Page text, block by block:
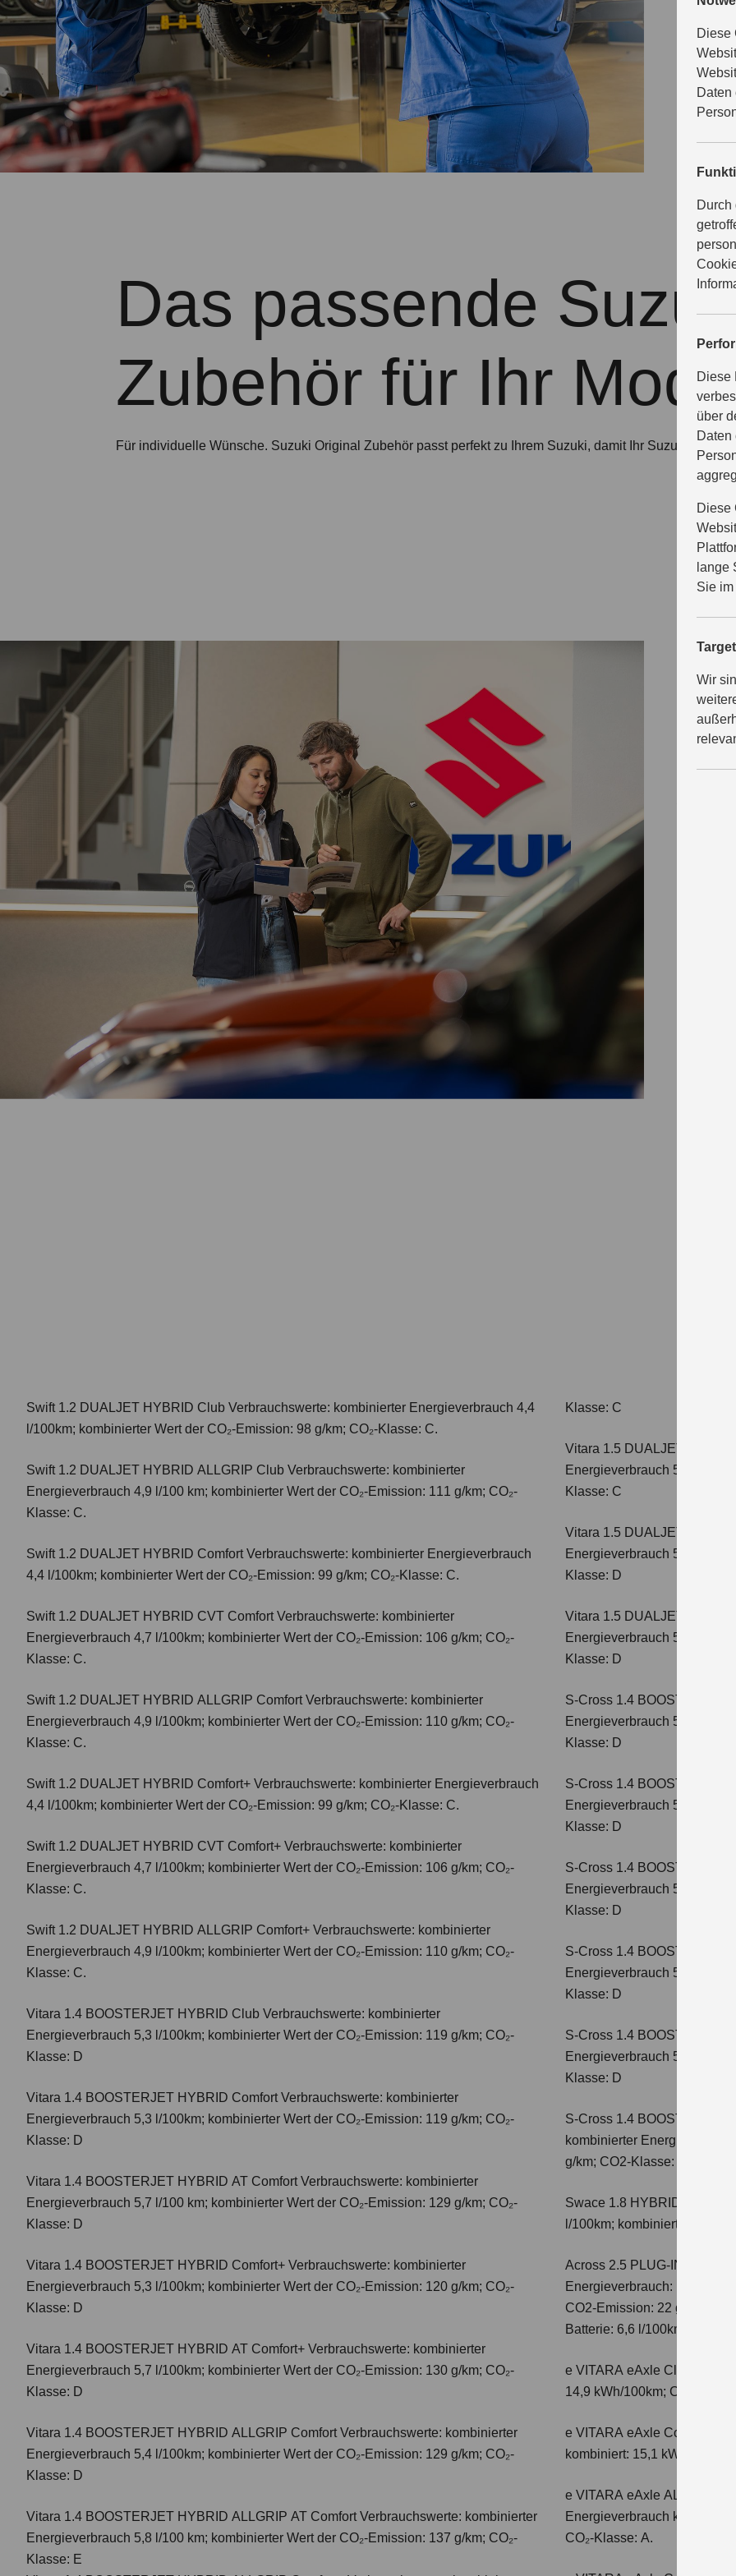
Diese
Daten
Durch
Diese
über
Daten
Diese
lange
Sie
Wir
eine
Suzuki.
Das passende
Zubehör für Ihr
Für individuelle Wünsche. Suzuki Original Zubehör passt perfekt zu Ihrem Suzuki, damit Ihr Suzuki perfekt
Swift 1.2 DUALJET HYBRID Club Verbrauchswerte: kombinierter Energieverbrauch 4,4
l/100km; kombinierter Wert der CO₂-Emission: 98 g/km; CO₂-Klasse: C.
Swift 1.2 DUALJET HYBRID ALLGRIP Club Verbrauchswerte: kombinierter
Energieverbrauch 4,9 l/100 km; kombinierter Wert der CO₂-Emission: 111 g/km; CO₂-
Klasse: C.
Swift 1.2 DUALJET HYBRID ComfortVerbrauchswerte: kombinierter Energieverbrauch
4,4 l/100km; kombinierter Wert der CO₂-Emission: 99 g/km; CO₂-Klasse: C.
Swift 1.2 DUALJET HYBRID CVT ComfortVerbrauchswerte: kombinierter
Energieverbrauch 4,7 l/100km; kombinierter Wert der CO₂-Emission: 106 g/km; CO₂-
Klasse: C.
Swift 1.2 DUALJET HYBRID ALLGRIP ComfortVerbrauchswerte: kombinierter
Energieverbrauch 4,9 l/100km; kombinierter Wert der CO₂-Emission: 110 g/km; CO₂-
Klasse: C.
Swift 1.2 DUALJET HYBRID Comfort+ Verbrauchswerte: kombinierter Energieverbrauch
4,4 l/100km; kombinierter Wert der CO₂-Emission: 99 g/km; CO₂-Klasse: C.
Swift 1.2 DUALJET HYBRID CVT Comfort+ Verbrauchswerte: kombinierter
Energieverbrauch 4,7 l/100km; kombinierter Wert der CO₂-Emission: 106 g/km; CO₂-
Klasse: C.
Swift 1.2 DUALJET HYBRID ALLGRIP Comfort+ Verbrauchswerte: kombinierter
Energieverbrauch 4,9 l/100km; kombinierter Wert der CO₂-Emission: 110 g/km; CO₂-
Klasse: C.
Vitara 1.4 BOOSTERJET HYBRID Club Verbrauchswerte: kombinierter
Energieverbrauch 5,3 l/100km; kombinierter Wert der CO₂-Emission: 119 g/km; CO₂-
Klasse: D
Vitara 1.4 BOOSTERJET HYBRID ComfortVerbrauchswerte: kombinierter
Energieverbrauch 5,3 l/100km; kombinierter Wert der CO₂-Emission: 119 g/km; CO₂-
Klasse: D
Vitara 1.4 BOOSTERJET HYBRID AT ComfortVerbrauchswerte: kombinierter
Energieverbrauch 5,7 l/100 km; kombinierter Wert der CO₂-Emission: 129 g/km; CO₂-
Klasse: D
Vitara 1.4 BOOSTERJET HYBRID Comfort+ Verbrauchswerte: kombinierter
Energieverbrauch 5,3 l/100km; kombinierter Wert der CO₂-Emission: 120 g/km; CO₂-
Klasse: D
Vitara 1.4 BOOSTERJET HYBRID AT Comfort+ Verbrauchswerte: kombinierter
Energieverbrauch 5,7 l/100km; kombinierter Wert der CO₂-Emission: 130 g/km; CO₂-
Klasse: D
Vitara 1.4 BOOSTERJET HYBRID ALLGRIP ComfortVerbrauchswerte: kombinierter
Energieverbrauch 5,4 l/100km; kombinierter Wert der CO₂-Emission: 129 g/km; CO₂-
Klasse: D
Vitara 1.4 BOOSTERJET HYBRID ALLGRIP AT ComfortVerbrauchswerte: kombinierter
Energieverbrauch 5,8 l/100 km; kombinierter Wert der CO₂-Emission: 137 g/km; CO₂-
Klasse: E
Klasse: C
Vitara 1.5 DUALJET
Energieverbrauch 5,0 l/
Klasse: C
Vitara 1.5 DUALJET
Energieverbrauch 5,6 l/
Klasse: D
Vitara 1.5 DUALJET
Energieverbrauch 5,6 l/
Klasse: D
S-Cross 1.4 BOOSTERJET
Energieverbrauch 5,4 l/100
Klasse: D
S-Cross 1.4 BOOSTERJET
Energieverbrauch 5,4 l/100
Klasse: D
S-Cross 1.4 BOOSTERJET
Energieverbrauch 5,8 l/100
Klasse: D
S-Cross 1.4 BOOSTERJET
Energieverbrauch 5,6 l/100
Klasse: D
S-Cross 1.4 BOOSTERJET
Energieverbrauch 5,7 l/100
Klasse: D
S-Cross 1.4 BOOSTERJET
kombinierter
g/km; CO2-Klasse: E
Swace 1.8 HYBRID CVT
l/100km; kombinierter Wert
Across 2.5 PLUG-IN
Energieverbrauch: 17,1kWh/
CO2-Emission: 22 g/km;
Batterie: 6,6 l/100km; CO2-
e VITARA eAxle Club (49
14,9 kWh/100km; CO₂-
e VITARA eAxle Comfort (61
kombiniert: 15,1 kWh/
e VITARA eAxle ALLGRIP-e
Energieverbrauch
CO₂-Klasse: A.